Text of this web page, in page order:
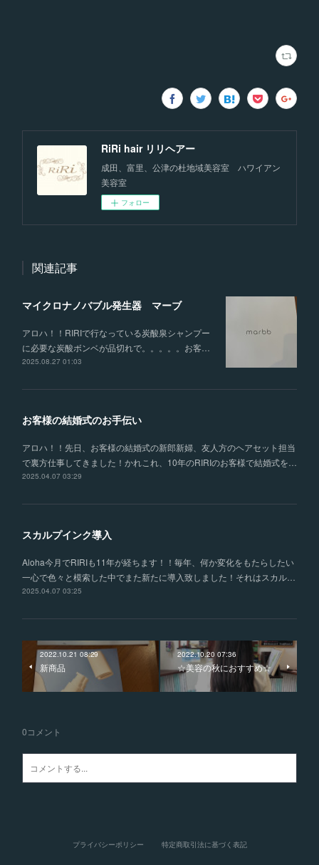
RiRi hair リリヘアー
成田、富里、公津の杜地域美容室 ハワイアン
美容室
フォロー
関連記事
マイクロナノバブル発生器 マーブ
アロハ！！RIRIで行なっている炭酸泉シャンプー
に必要な炭酸ボンベが品切れで。。。。。お客…
2025.08.27 01:03
お客様の結婚式のお手伝い
アロハ！！先日、お客様の結婚式の新郎新婦、友人方のヘアセット担当
で裏方仕事してきました！かれこれ、10年のRIRIのお客様で結婚式を…
2025.04.07 03:29
スカルプインク導入
Aloha今月でRIRIも11年が経ちます！！毎年、何か変化をもたらしたい
一心で色々と模索した中でまた新たに導入致しました！それはスカル…
2025.04.07 03:25
2022.10.21 08:29
新商品
2022.10.20 07:36
☆美容の秋におすすめ☆
0コメント
プライバシーポリシー 特定商取引法に基づく表記